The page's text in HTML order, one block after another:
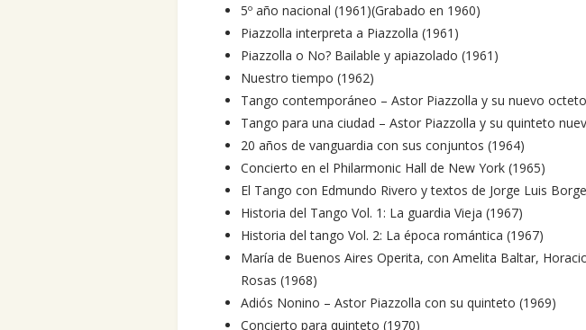
5º año nacional (1961)(Grabado en 1960)
Piazzolla interpreta a Piazzolla (1961)
Piazzolla o No? Bailable y apiazolado (1961)
Nuestro tiempo (1962)
Tango contemporáneo – Astor Piazzolla y su nuevo
Tango para una ciudad – Astor Piazzolla y su quinteto
20 años de vanguardia con sus conjuntos (1964)
Concierto en el Philarmonic Hall de New York (1965)
El Tango con Edmundo Rivero y textos de Jorge Luis
Historia del Tango Vol. 1: La guardia Vieja (1967)
Historia del tango Vol. 2: La época romántica (1967)
María de Buenos Aires Operita, con Amelita Baltar,
Rosas (1968)
Adiós Nonino – Astor Piazzolla con su quinteto (1969)
Concierto para quinteto (1970)